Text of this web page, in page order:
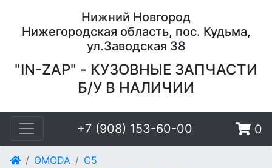
Нижний Новгород
Нижегородская область, пос. Кудьма,
ул.Заводская 38
"IN-ZAP" - КУЗОВНЫЕ ЗАПЧАСТИ
Б/У В НАЛИЧИИ
+7 (908) 153-60-00 0
OMODA
C5